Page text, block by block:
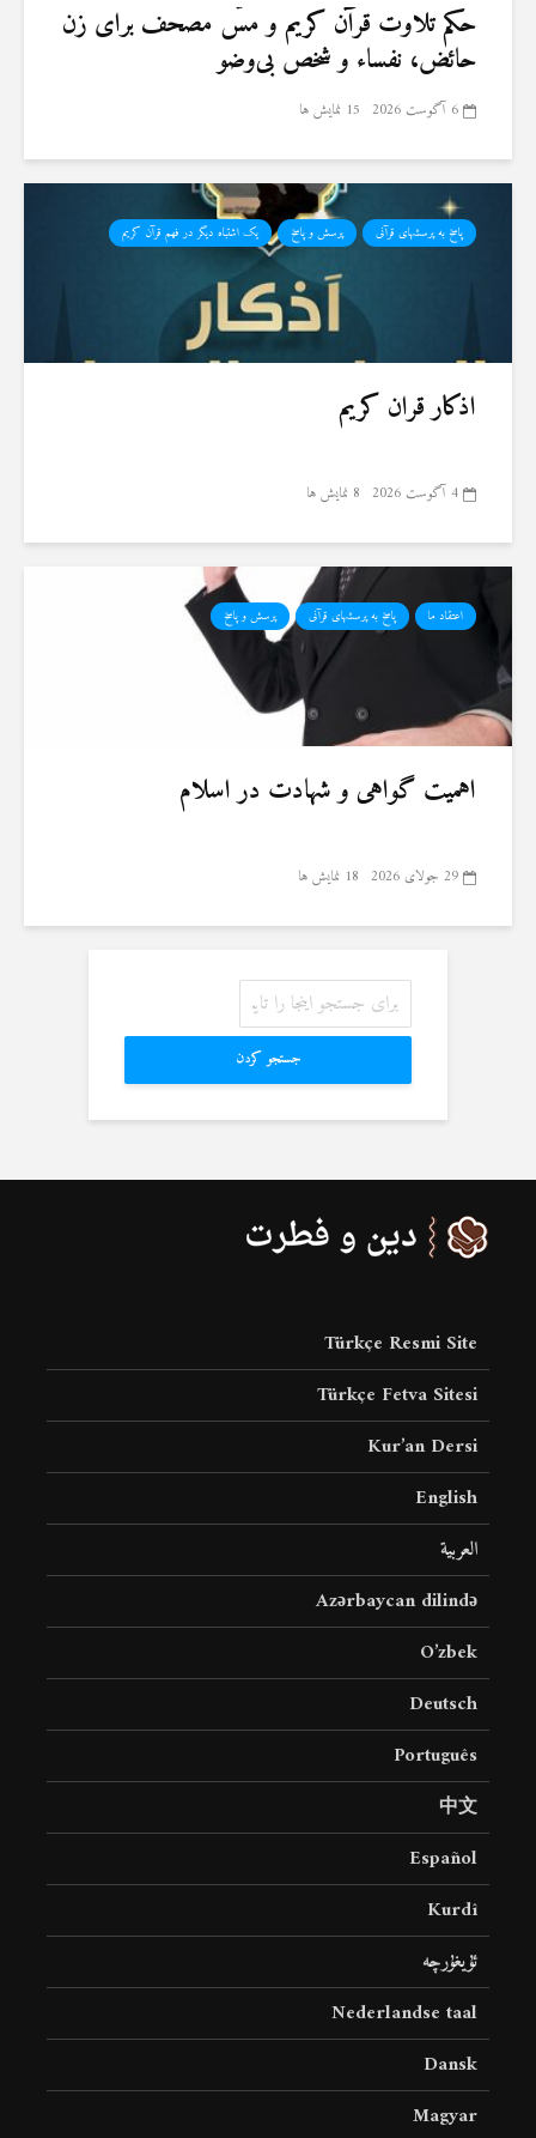
حكم تلاوت قرآن كريم و مسّ مصحف برای زن
حائض، نفساء و شخص بی‌وضو
6 آگوست 2026 15 نمایش ها
پاسخ به پرسشهای قرآنی پرسش و پاسخ یک اشتباه دیگر در فهم قرآن کریم
اذکار قران کریم
4 آگوست 2026 8 نمایش ها
اعتقاد ما پاسخ به پرسشهای قرآنی پرسش و پاسخ
اهمیت گواهی و شهادت در اسلام
29 جولای 2026 18 نمایش ها
جستجو کردن
Türkçe Resmi Site
Türkçe Fetva Sitesi
Kur’an Dersi
English
العربية
Azərbaycan dilində
O’zbek
Deutsch
Português
中文
Español
Kurdî
ئۇيغۇرچە
Nederlandse taal
Dansk
Magyar